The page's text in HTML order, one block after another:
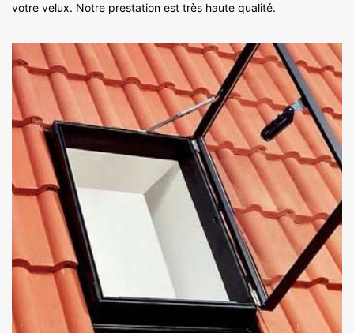
votre velux. Notre prestation est très haute qualité.